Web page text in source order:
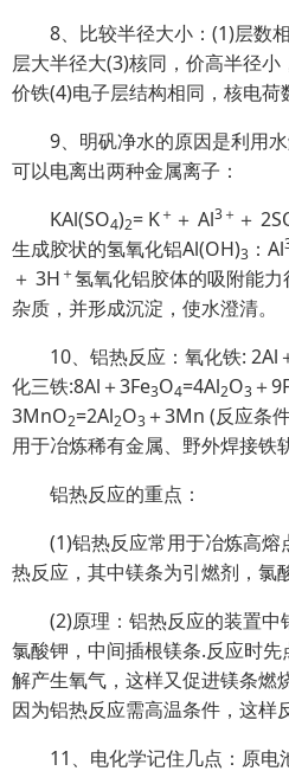
8、比较半径大小：(1)层数
层大半径大(3)核同，价高半径
价铁(4)电子层结构相同，核电荷
9、明矾净水的原因是利用
可以电离出两种金属离子：
KAl(SO4)2= K＋ ＋ Al3＋ ＋ 2S
生成胶状的氢氧化铝Al(OH)3 ： Al
＋ 3H ＋氢氧化铝胶体的吸附能
杂质，并形成沉淀，使水澄清。
10、铝热反应：氧化铁: 2Al
化三铁:8Al＋3Fe3O4=4Al2O3 ＋
3MnO2=2Al2O3 ＋3Mn (反应条
用于冶炼稀有金属、野外焊接铁
铝热反应的重点：
(1)铝热反应常用于冶炼高
热反应，其中镁条为引燃剂，氯
(2)原理：铝热反应的装置
氯酸钾，中间插根镁条.反应时
解产生氧气，这样又促进镁条燃
因为铝热反应需高温条件，这样
11、电化学记住几点：原